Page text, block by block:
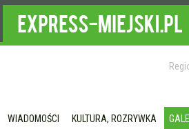
WIADOMOŚCI KULTURA, ROZRYWKA